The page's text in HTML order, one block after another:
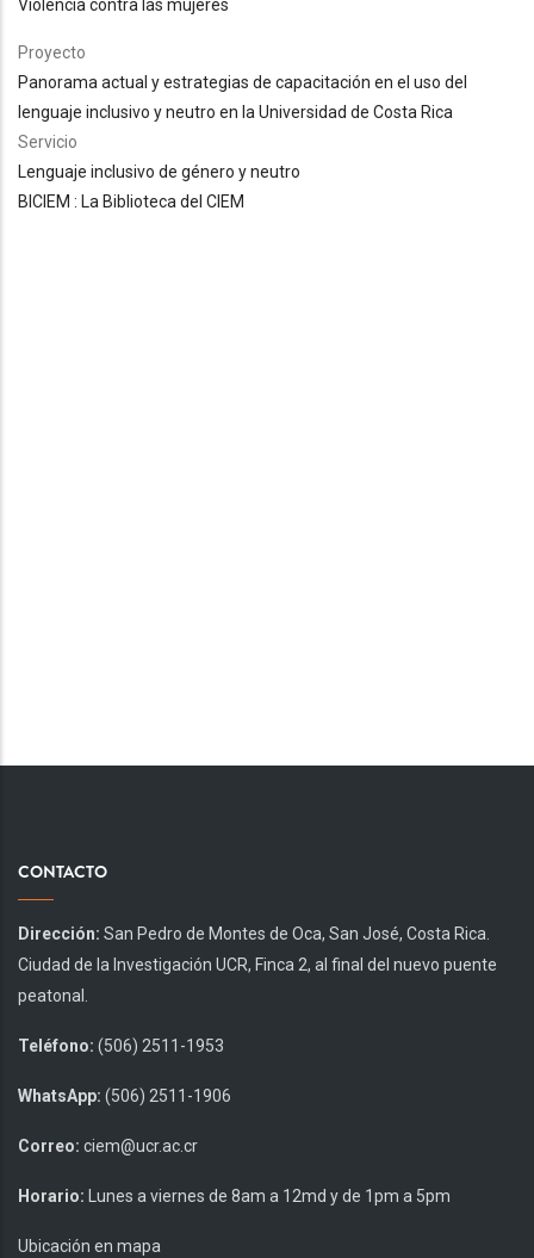
Violencia contra las mujeres
Proyecto
Panorama actual y estrategias de capacitación en el uso del
lenguaje inclusivo y neutro en la Universidad de Costa Rica
Servicio
Lenguaje inclusivo de género y neutro
BICIEM : La Biblioteca del CIEM
CONTACTO
Dirección: San Pedro de Montes de Oca, San José, Costa Rica.
Ciudad de la Investigación UCR, Finca 2, al final del nuevo puente
peatonal.
Teléfono: (506) 2511-1953
WhatsApp: (506) 2511-1906
Correo: ciem@ucr.ac.cr
Horario: Lunes a viernes de 8am a 12md y de 1pm a 5pm
Ubicación en mapa